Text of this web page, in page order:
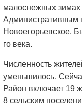
малоснежных
Административным
Новоегорьевское.
го века.
Численность
уменьшилось.
Район включает 19
8 сельским